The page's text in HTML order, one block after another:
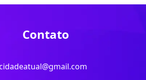
Contato